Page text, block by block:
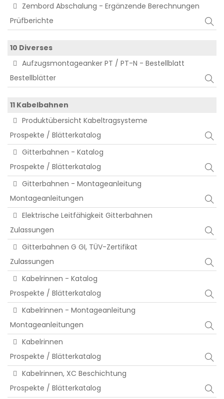
Zembord Abschalung - Ergänzende Berechnungen
Prüfberichte
10 Diverses
Aufzugsmontageanker PT / PT-N - Bestellblatt
Bestellblätter
11 Kabelbahnen
Produktübersicht Kabeltragsysteme
Prospekte / Blätterkatalog
Gitterbahnen - Katalog
Prospekte / Blätterkatalog
Gitterbahnen - Montageanleitung
Montageanleitungen
Elektrische Leitfähigkeit Gitterbahnen
Zulassungen
Gitterbahnen G GI, TÜV-Zertifikat
Zulassungen
Kabelrinnen - Katalog
Prospekte / Blätterkatalog
Kabelrinnen - Montageanleitung
Montageanleitungen
Kabelrinnen
Prospekte / Blätterkatalog
Kabelrinnen, XC Beschichtung
Prospekte / Blätterkatalog